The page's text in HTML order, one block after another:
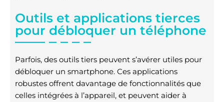
Outils et applications tierces
pour débloquer un téléphone
Parfois, des outils tiers peuvent s’avérer utiles pour
débloquer un smartphone. Ces applications
robustes offrent davantage de fonctionnalités que
celles intégrées à l’appareil, et peuvent aider à